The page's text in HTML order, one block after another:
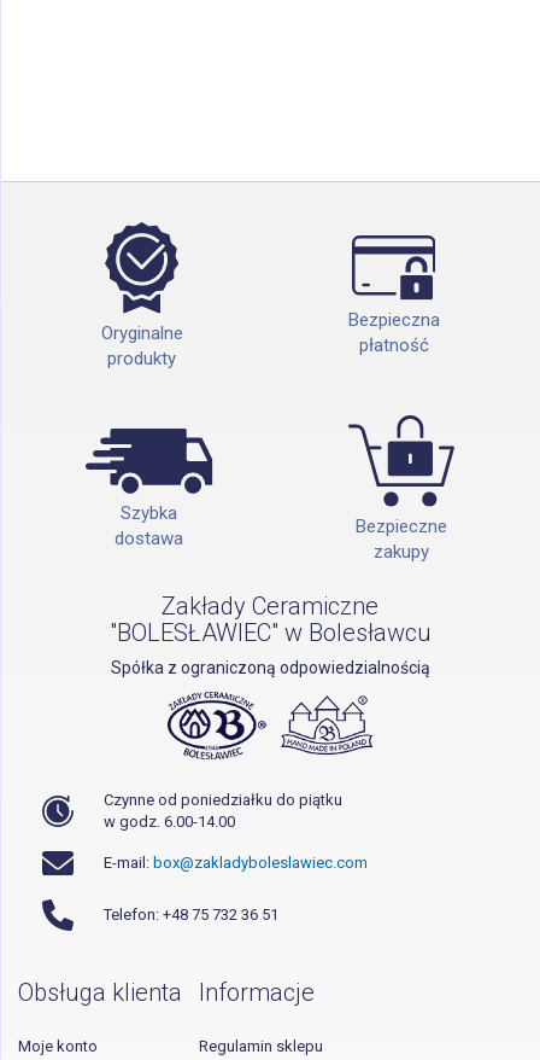
Oryginalne
produkty
Bezpieczna
płatność
Szybka
dostawa
Bezpieczne
zakupy
Zakłady Ceramiczne
"BOLESŁAWIEC" w Bolesławcu
Spółka z ograniczoną odpowiedzialnością
Czynne od poniedziałku do piątku
w godz. 6.00-14.00
E-mail: box@zakladyboleslawiec.com
Telefon: +48 75 732 36 51
Obsługa klienta
Moje konto
Informacje
Regulamin sklepu